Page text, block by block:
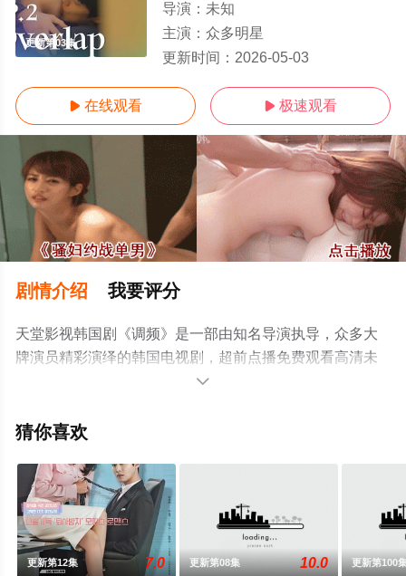
更新第03集
导演： 未知
主演： 众多明星
更新时间： 2026-05-03
 在线观看  极速观看
剧情介绍 我要评分
天堂影视韩国剧《调频》是一部由知名导演执导，众多大
牌演员精彩演绎的韩国电视剧，超前点播免费观看高清未
删减完整版电视剧全集就上天堂电影网，更多相关信息可

猜你喜欢
更新第12集 7.0 更新第08集 10.0 更新第100